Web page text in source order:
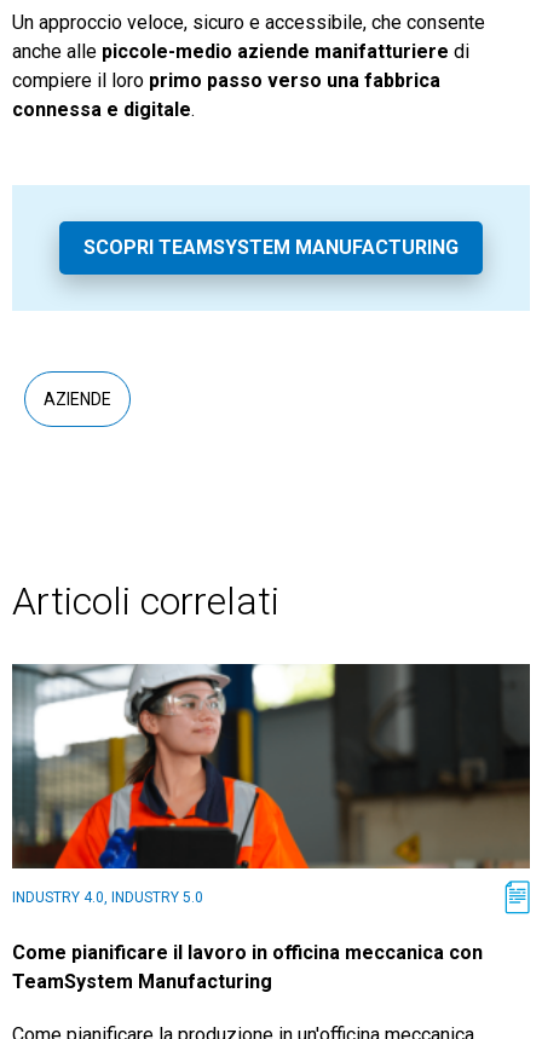
Un approccio veloce, sicuro e accessibile, che consente
anche alle piccole-medio aziende manifatturiere di
compiere il loro primo passo verso una fabbrica
connessa e digitale.
SCOPRI TEAMSYSTEM MANUFACTURING
AZIENDE
Articoli correlati
INDUSTRY 4.0, INDUSTRY 5.0
Come pianificare il lavoro in officina meccanica con
TeamSystem Manufacturing